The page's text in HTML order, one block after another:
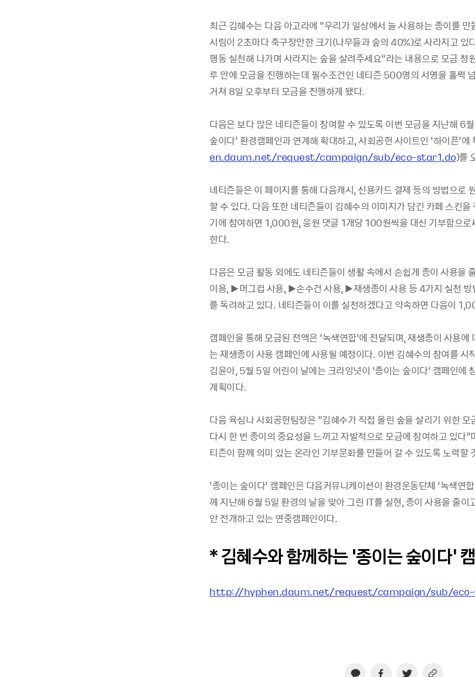
최근 김혜수는 다음 아고라에 “우리가 일상에서 늘 사용하는 종이를 만
시림이 2초마다 축구장만한 크기(나무들과 숲의 40%)로 사라지고 있
행동 실천해 나가며 사라지는 숲을 살려주세요”라는 내용으로 모금 청
루 만에 모금을 진행하는데 필수조건인 네티즌 500명의 서명을 훌쩍
거쳐 8일 오후부터 모금을 진행하게 됐다.
다음은 보다 많은 네티즌들이 참여할 수 있도록 이번 모금을 지난해 6
숲이다' 환경캠페인과 연계해 확대하고, 사회공헌 사이트인 ‘하이픈’에
en.daum.net/request/campaign/sub/eco-star1.do)를
네티즌들은 이 페이지를 통해 다음캐시, 신용카드 결제 등의 방법으로
할 수 있다. 다음 또한 네티즌들이 김혜수의 이미지가 담긴 카페 스킨
기에 참여하면 1,000원, 응원 댓글 1개당 100원씩을 대신 기부함으로
한다.
다음은 모금 활동 외에도 네티즌들이 생활 속에서 손쉽게 종이 사용을
이용, ▶머그컵 사용, ▶손수건 사용, ▶재생종이 사용 등 4가지 실천 방
를 독려하고 있다. 네티즌들이 이를 실천하겠다고 약속하면 다음이
캠페인을 통해 모금된 전액은 ‘녹색연합’에 전달되며, 재생종이 사용에
는 재생종이 사용 캠페인에 사용될 예정이다. 이번 김혜수의 참여를
김윤아, 5월 5일 어린이 날에는 크라잉넛이 ‘종이는 숲이다’ 캠페인에
계획이다.
다음 육심나 사회공헌팀장은 “김혜수가 직접 올린 숲을 살리기 위한
다시 한 번 종이의 중요성을 느끼고 자발적으로 모금에 참여하고 있다”
티즌이 함께 의미 있는 온라인 기부문화를 만들어 갈 수 있도록 노력할
‘종이는 숲이다’ 캠페인은 다음커뮤니케이션이 환경운동단체 ‘녹색연
께 지난해 6월 5일 환경의 날을 맞아 그린 IT를 실현, 종이 사용을 줄
안 전개하고 있는 연중캠페인이다.
* 김혜수와 함께하는 ‘종이는 숲이다’
http://hyphen.daum.net/request/campaign/sub/